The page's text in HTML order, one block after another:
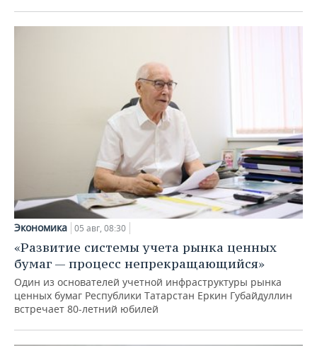
Экономика 05 авг, 08:30
«Развитие системы учета рынка ценных
бумаг — процесс непрекращающийся»
Один из основателей учетной инфраструктуры рынка
ценных бумаг Республики Татарстан Еркин Губайдуллин
встречает 80-летний юбилей